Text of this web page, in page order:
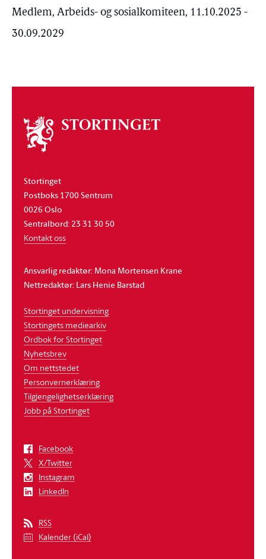
Medlem, Arbeids- og sosialkomiteen, 11.10.2025 -
30.09.2029
Om
stortinget
Stortinget
Postboks 1700 Sentrum
0026 Oslo
Sentralbord: 23 31 30 50
Kontakt oss
Ansvarlig redaktør: Mona Mortensen Krane
Nettredaktør: Lars Henie Barstad
Stortinget undervisning
Stortingets mediearkiv
Ordbok for Stortinget
Nyhetsbrev
Om nettstedet
Personvernerklæring
Tilgjengelighetserklæring
Jobb på Stortinget
Facebook
X/Twitter
Instagram
LinkedIn
RSS
Kalender (iCal)